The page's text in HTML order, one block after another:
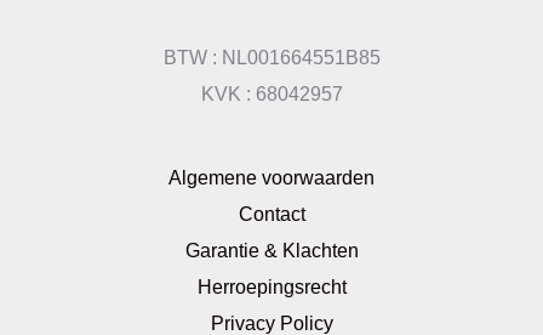
BTW : NL001664551B85
KVK : 68042957
Algemene voorwaarden
Contact
Garantie & Klachten
Herroepingsrecht
Privacy Policy